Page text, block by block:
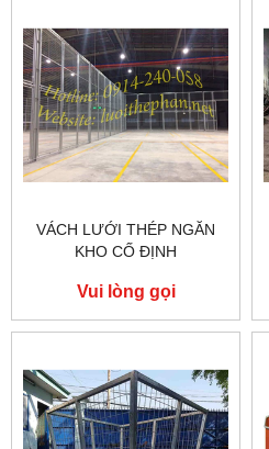
VÁCH LƯỚI THÉP NGĂN
KHO CỐ ĐỊNH
Vui lòng gọi